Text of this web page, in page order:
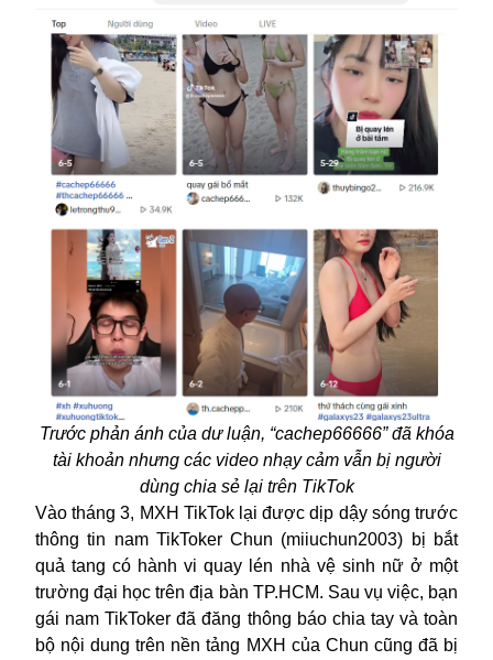
Trước phản ánh của dư luận, “cachep66666” đã khóa
tài khoản nhưng các video nhạy cảm vẫn bị người
dùng chia sẻ lại trên TikTok
Vào tháng 3, MXH TikTok lại được dịp dậy sóng trước
thông tin nam TikToker Chun (miiuchun2003) bị bắt
quả tang có hành vi quay lén nhà vệ sinh nữ ở một
trường đại học trên địa bàn TP.HCM. Sau vụ việc, bạn
gái nam TikToker đã đăng thông báo chia tay và toàn
bộ nội dung trên nền tảng MXH của Chun cũng đã bị